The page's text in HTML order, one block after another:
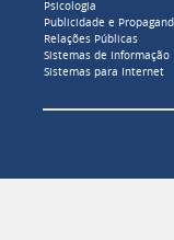
Psicologia
Publicidade e
Relações Públicas
Sistemas de Informação
Sistemas para Internet